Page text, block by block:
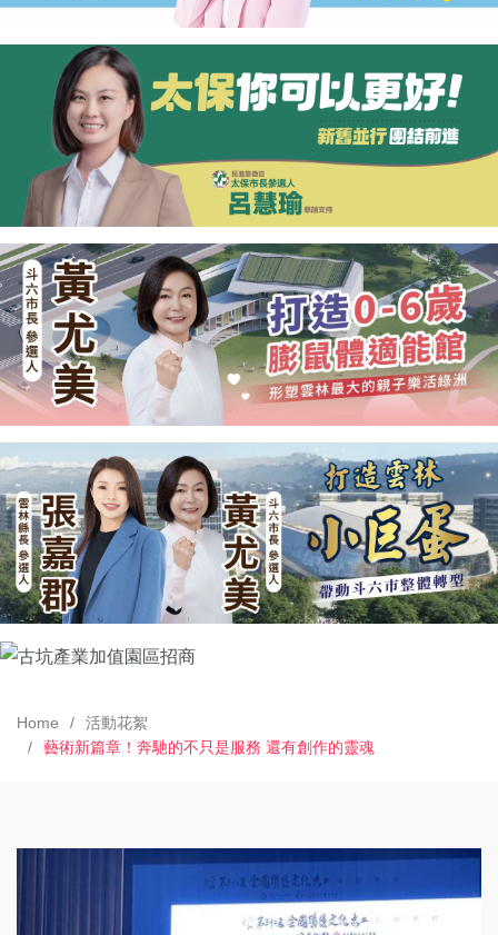
Home
活動花絮
藝術新篇章！奔馳的不只是服務 還有創作的靈魂